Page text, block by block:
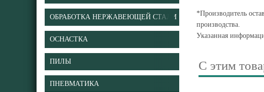
ОБРАБОТКА НЕРЖАВЕЮЩЕЙ СТАЛИ
ОСНАСТКА
ПИЛЫ
ПНЕВМАТИКА
*Производитель
производства.
Указанная
С этим